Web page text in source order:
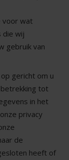
voor wat
die wij
gebruik van
gericht om u
tot
in het
privacy
de
heeft of